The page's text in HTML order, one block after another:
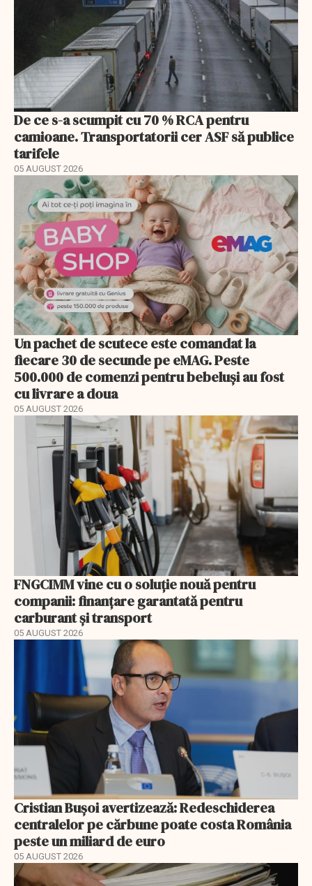
De ce s-a scumpit cu 70 % RCA pentru
camioane. Transportatorii cer ASF să publice
tarifele
05 AUGUST 2026
Un pachet de scutece este comandat la
fiecare 30 de secunde pe eMAG. Peste
500.000 de comenzi pentru bebeluși au fost
cu livrare a doua
05 AUGUST 2026
FNGCIMM vine cu o soluție nouă pentru
companii: finanțare garantată pentru
carburant și transport
05 AUGUST 2026
Cristian Bușoi avertizează: Redeschiderea
centralelor pe cărbune poate costa România
peste un miliard de euro
05 AUGUST 2026